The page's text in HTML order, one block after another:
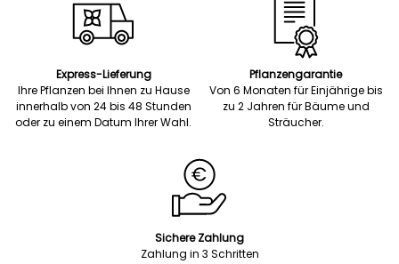
Express-Lieferung
Ihre Pflanzen bei Ihnen zu Hause
innerhalb von 24 bis 48 Stunden
oder zu einem Datum Ihrer Wahl.
Pflanzengarantie
Von 6 Monaten für Einjährige bis
zu 2 Jahren für Bäume und
Sträucher.
Sichere Zahlung
Zahlung in 3 Schritten